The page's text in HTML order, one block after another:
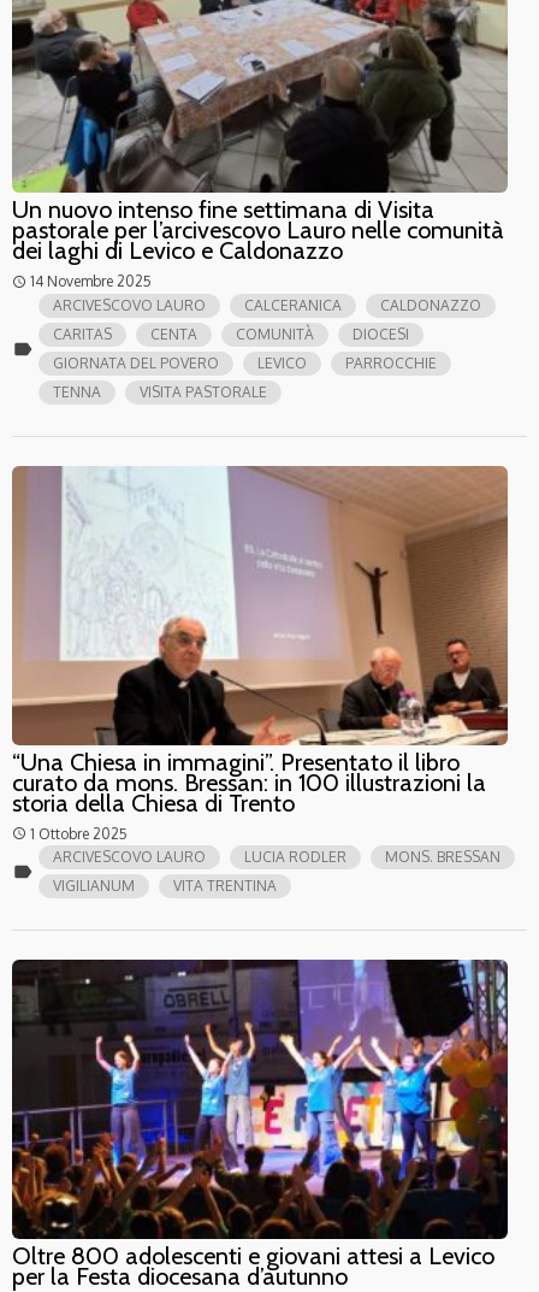
Un nuovo intenso fine settimana di Visita
pastorale per l’arcivescovo Lauro nelle comunità
dei laghi di Levico e Caldonazzo
access_time 14 Novembre 2025
label
ARCIVESCOVO LAURO CALCERANICA
CALDONAZZO
CARITAS
CENTA COMUNITÀ
DIOCESI
GIORNATA DEL POVERO
LEVICO
PARROCCHIE
TENNA
VISITA PASTORALE
“Una Chiesa in immagini”. Presentato il libro
curato da mons. Bressan: in 100 illustrazioni la
storia della Chiesa di Trento
access_time 1 Ottobre 2025
label
ARCIVESCOVO LAURO LUCIA RODLER
MONS. BRESSAN
VIGILIANUM
VITA TRENTINA
Oltre 800 adolescenti e giovani attesi a Levico
per la Festa diocesana d’autunno